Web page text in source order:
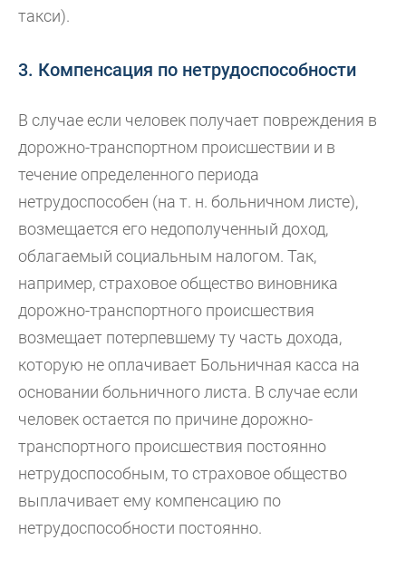
такси).
3. Компенсация по нетрудоспособности
В случае если человек получает повреждения в
дорожно-транспортном происшествии и в
течение определенного периода
нетрудоспособен (на т. н. больничном листе),
возмещается его недополученный доход,
облагаемый социальным налогом. Так,
например, страховое общество виновника
дорожно-транспортного происшествия
возмещает потерпевшему ту часть дохода,
которую не оплачивает Больничная касса на
основании больничного листа. В случае если
человек остается по причине дорожно-
транспортного происшествия постоянно
нетрудоспособным, то страховое общество
выплачивает ему компенсацию по
нетрудоспособности постоянно.